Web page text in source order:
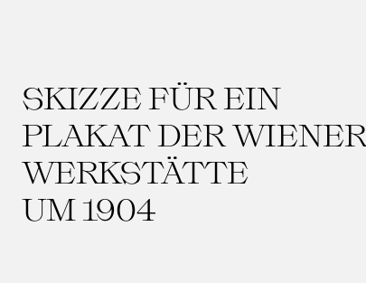
SKIZZE FÜR EIN
PLAKAT DER WIENER
WERKSTÄTTE
UM 1904